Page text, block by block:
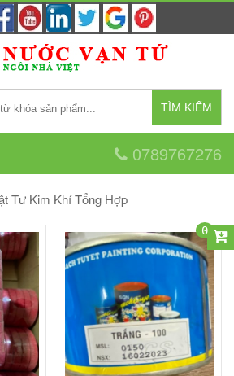
TÌM KIẾM
0
0789767276
Tư Kim Khí Tổng Hợp